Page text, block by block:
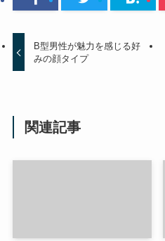
B型男性が魅力を感じる好
みの顔タイプ
関連記事